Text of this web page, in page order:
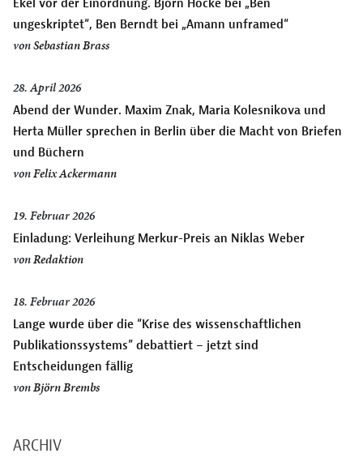
ungeskriptet“, Ben Berndt bei „Amann unframed“
vonSebastian Brass
28. April 2026
Abend der Wunder. Maxim Znak, Maria Kolesnikova und
Herta Müller sprechen in Berlin über die Macht von Briefen
und Büchern
vonFelix Ackermann
19. Februar 2026
Einladung: Verleihung Merkur-Preis an Niklas Weber
vonRedaktion
18. Februar 2026
Lange wurde über die “Krise des wissenschaftlichen
Publikationssystems” debattiert – jetzt sind
Entscheidungen fällig
vonBjörn Brembs
ARCHIV